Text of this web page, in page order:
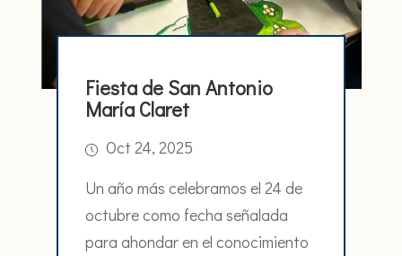
Fiesta de San Antonio
María Claret
Oct 24, 2025
Un año más celebramos el 24 de
octubre como fecha señalada
para ahondar en el conocimiento